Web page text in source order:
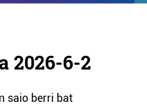
2026-6-2
saio berri bat